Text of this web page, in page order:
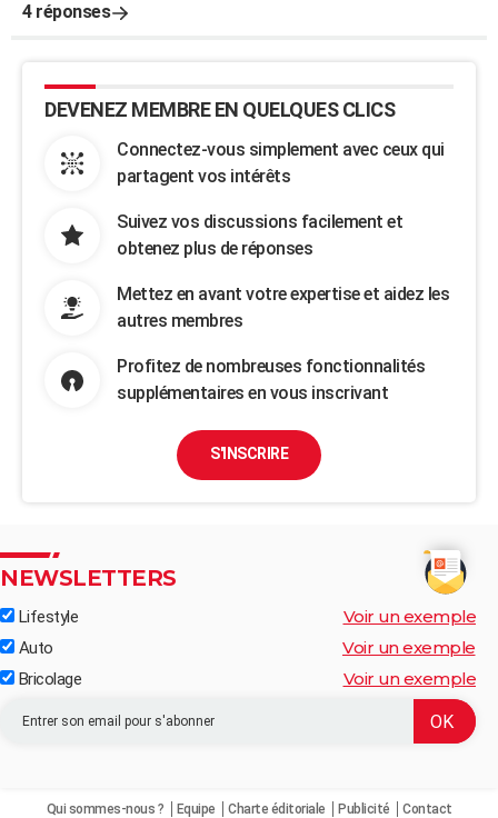
4 réponses
DEVENEZ MEMBRE EN QUELQUES CLICS
Connectez-vous simplement avec ceux qui
partagent vos intérêts
Suivez vos discussions facilement et
obtenez plus de réponses
Mettez en avant votre expertise et aidez les
autres membres
Profitez de nombreuses fonctionnalités
supplémentaires en vous inscrivant
S'INSCRIRE
NEWSLETTERS
Lifestyle Voir un exemple
Auto Voir un exemple
Bricolage Voir un exemple
Qui sommes-nous ? Equipe Charte éditoriale Publicité Contact